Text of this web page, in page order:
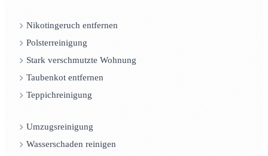
Nikotingeruch entfernen
Polsterreinigung
Stark verschmutzte Wohnung
Taubenkot entfernen
Teppichreinigung
Umzugsreinigung
Wasserschaden reinigen